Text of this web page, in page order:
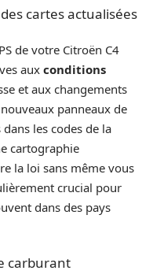
cartes actualisées
de votre Citroën C4
aux conditions
et aux changements
panneaux de
les codes de la
cartographie
la loi sans même vous
crucial pour
dans des pays
carburant